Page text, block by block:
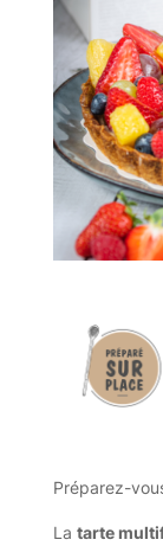
Préparez-
La tarte